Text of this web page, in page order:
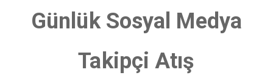
Günlük Sosyal Medya
Takipçi Atış